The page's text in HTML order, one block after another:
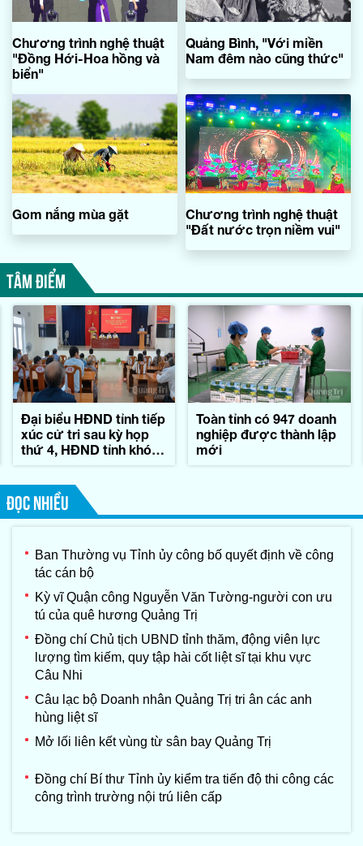
Chương trình nghệ thuật
"Đồng Hới-Hoa hồng và
biển"
Quảng Bình, "Với miền
Nam đêm nào cũng thức"
Gom nắng mùa gặt
Chương trình nghệ thuật
"Đất nước trọn niềm vui"
TÂM ĐIỂM
Đại biểu HĐND tỉnh tiếp
xúc cử tri sau kỳ họp
thứ 4, HĐND tỉnh khóa
Toàn tỉnh có 947 doanh
nghiệp được thành lập
mới
ĐỌC NHIỀU
Ban Thường vụ Tỉnh ủy công bố quyết định về công
tác cán bộ
Kỳ vĩ Quận công Nguyễn Văn Tường-người con ưu
tú của quê hương Quảng Trị
Đồng chí Chủ tịch UBND tỉnh thăm, động viên lực
lượng tìm kiếm, quy tập hài cốt liệt sĩ tại khu vực
Câu Nhi
Câu lạc bộ Doanh nhân Quảng Trị tri ân các anh
hùng liệt sĩ
Mở lối liên kết vùng từ sân bay Quảng Trị
Đồng chí Bí thư Tỉnh ủy kiểm tra tiến độ thi công các
công trình trường nội trú liên cấp